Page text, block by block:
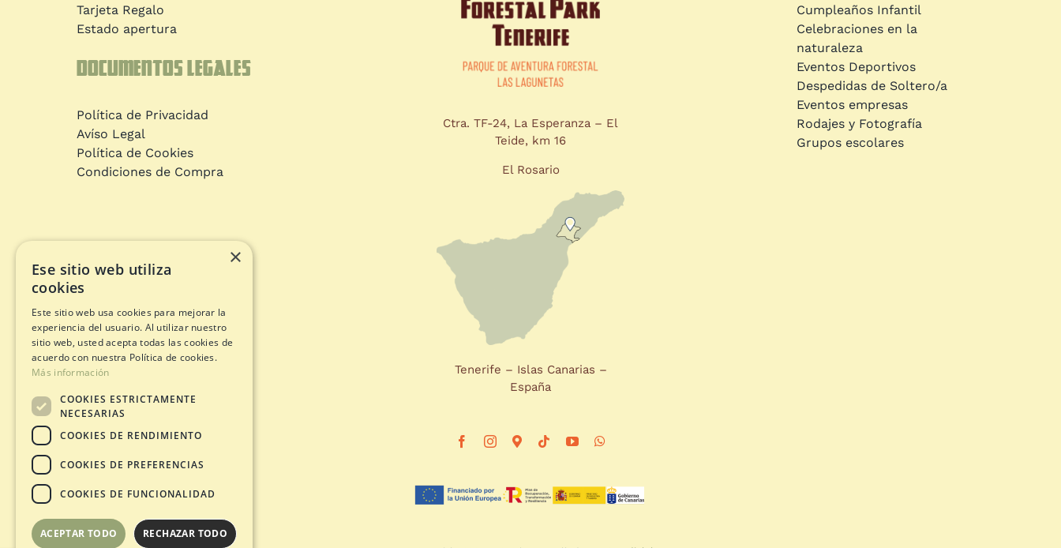
Tarjeta Regalo
Estado apertura
Documentos legales
Política de Privacidad
Avíso Legal
Política de Cookies
Condiciones de Compra
Ctra. TF-24, La Esperanza – El
Teide, km 16
El Rosario
Tenerife – Islas Canarias –
España
Cumpleaños Infantil
Celebraciones en la
naturaleza
Eventos Deportivos
Despedidas de Soltero/a
Eventos empresas
Rodajes y Fotografía
Grupos escolares
×
Ese sitio web utiliza
cookies
Este sitio web usa cookies para mejorar la
experiencia del usuario. Al utilizar nuestro
sitio web, usted acepta todas las cookies de
acuerdo con nuestra Política de cookies.
Más información
COOKIES ESTRICTAMENTE
NECESARIAS
COOKIES DE RENDIMIENTO
COOKIES DE PREFERENCIAS
COOKIES DE FUNCIONALIDAD
ACEPTAR TODO RECHAZAR TODO